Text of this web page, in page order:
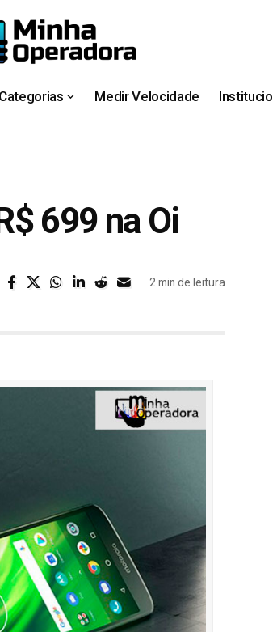
Categorias Medir Velocidade
699 na Oi
2 min de leitura